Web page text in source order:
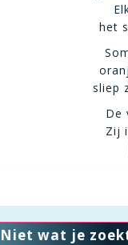
het
sliep
De
Zij
Niet wat je